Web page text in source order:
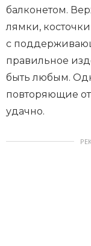
балконетом.
лямки,
с
правильное
быть любым.
повторяющие
удачно.